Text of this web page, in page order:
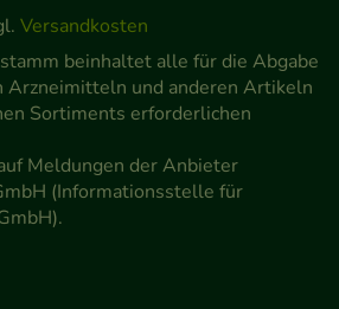
z.B. Google oder soziale
werden.
Versandkosten
beinhaltet alle für die Abgabe
Arzneimitteln und anderen Artikeln
Sortiments erforderlichen
Meldungen der Anbieter
(Informationsstelle für